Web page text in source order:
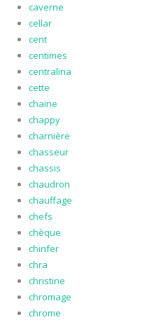
caverne
cellar
cent
centimes
centralina
cette
chaine
chappy
charnière
chasseur
chassis
chaudron
chauffage
chefs
chèque
chinfer
chra
christine
chromage
chrome